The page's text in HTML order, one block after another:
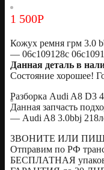
1 500Р
Кожух ремня грм 3.0
— 06c109128c
Дaннaя дeталь в
Состояние хорошее!
Разборка Audi A8 D3
Данная запчасть
— Audi A8 3.0bbj
ЗBOНИТE ИЛИ
Oтправим по РФ
БЕСПЛАТНАЯ